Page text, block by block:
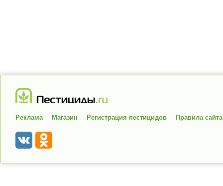
Реклама Магазин Регистрация пестицидов Правила сайта